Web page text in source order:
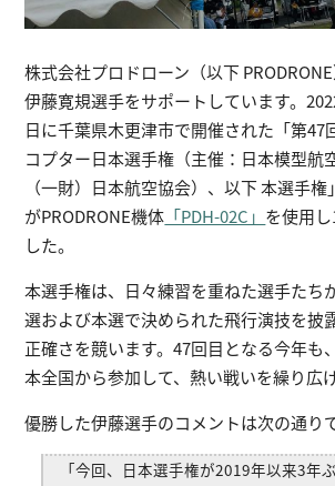
株式会社プロドローン（以下
伊藤寛規選手をサポートしています。
日に千葉県木更津市で開催された「第47
コプター日本選手権（主催：日本模型航
（一財）日本航空協会）、以下 本選手
がPRODRONE機体 「PDH-02C」 を使用
した。
本選手権は、日々練習を重ねた選手たち
選および本選で決められた飛行演技を披
正確さを競います。47回目となる今年も
本全国から参加して、熱い戦いを繰り広
優勝した伊藤選手のコメントは次の通りで
「今回、日本選手権が2019年以来3年